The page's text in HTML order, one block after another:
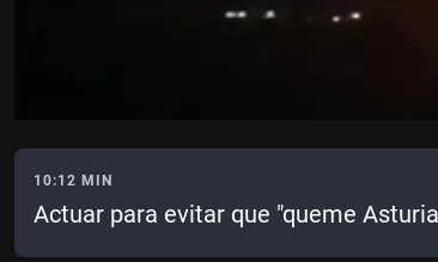
10:12 MIN
Actuar para evitar que "queme